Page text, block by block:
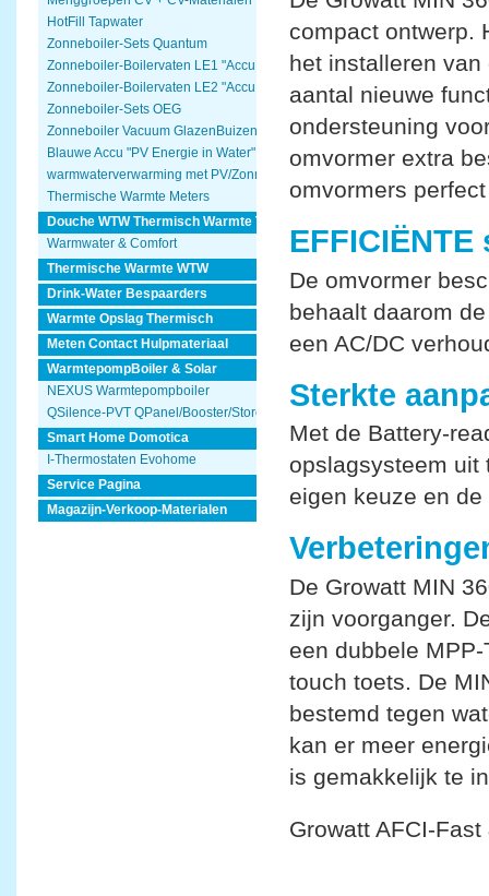
HotFill Tapwater
Zonneboiler-Sets Quantum
Zonneboiler-Boilervaten LE1 "Accu Woning Watmte"
Zonneboiler-Boilervaten LE2 "Accu Woning Watmte"
Zonneboiler-Sets OEG
Zonneboiler Vacuum GlazenBuizen
Blauwe Accu "PV Energie in Water"
warmwaterverwarming met PV/Zonnepanelen
Thermische Warmte Meters
Douche WTW Thermisch Warmte Terugwinnen
Warmwater & Comfort
Thermische Warmte WTW
Drink-Water Bespaarders
Warmte Opslag Thermisch
Meten Contact Hulpmateriaal
WarmtepompBoiler & Solar
NEXUS Warmtepompboiler
QSilence-PVT QPanel/Booster/Store
Smart Home Domotica
I-Thermostaten Evohome
Service Pagina
Magazijn-Verkoop-Materialen
compact ontwerp.
het installeren
aantal nieuwe
ondersteuning
omvormer extra
omvormers
De omvormer
behaalt daarom
een AC/DC
Sterkte
Met de Battery-
opslagsysteem uit
eigen keuze en
De Growatt MIN
zijn voorganger.
een dubbele
touch toets. De
bestemd tegen
kan er meer
is gemakkelijk te
Growatt AFCI-